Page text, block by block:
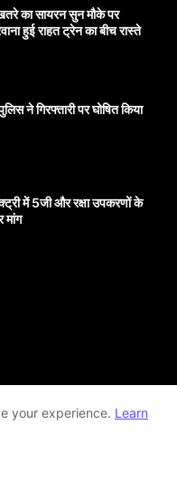
का सायरन सुन मौके पर
हुई राहत ट्रेन का बीच रास्ते
ने गिरफ्तारी पर घोषित किया
में 5जी और रक्षा उपकरणों के
मांग
us
Disclaimer
your experience. Learn